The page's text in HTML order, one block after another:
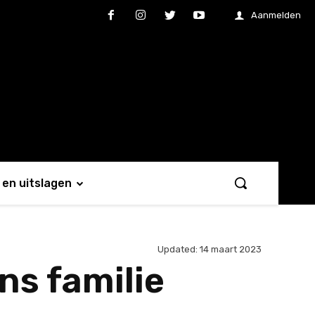
Aanmelden
uitslagen
Updated: 14 maart 2023
familie